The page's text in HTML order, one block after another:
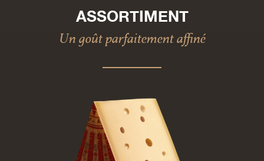
ASSORTIMENT
Un goût parfaitement affiné